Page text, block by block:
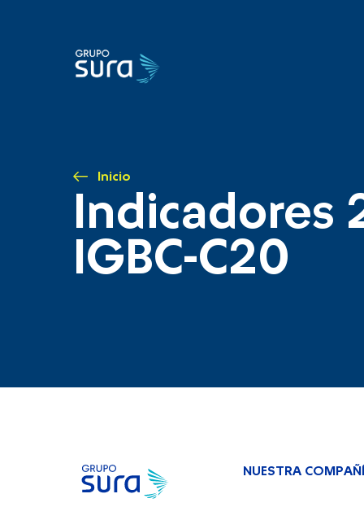
Inicio
Indicadores
IGBC-C20
NUESTRA